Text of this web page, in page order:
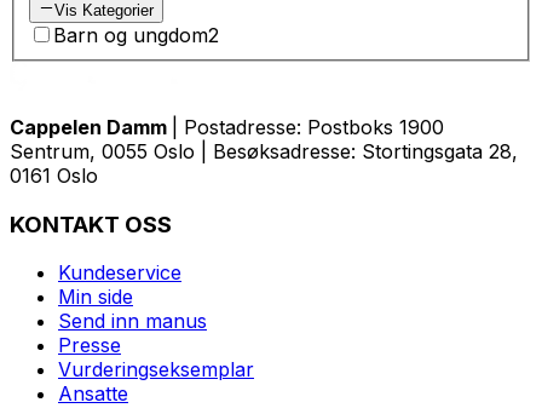
Vis Kategorier
Barn og ungdom2
Cappelen Damm
| Postadresse: Postboks 1900
Sentrum, 0055 Oslo | Besøksadresse: Stortingsgata 28,
0161 Oslo
KONTAKT OSS
Kundeservice
Min side
Send inn manus
Presse
Vurderingseksemplar
Ansatte